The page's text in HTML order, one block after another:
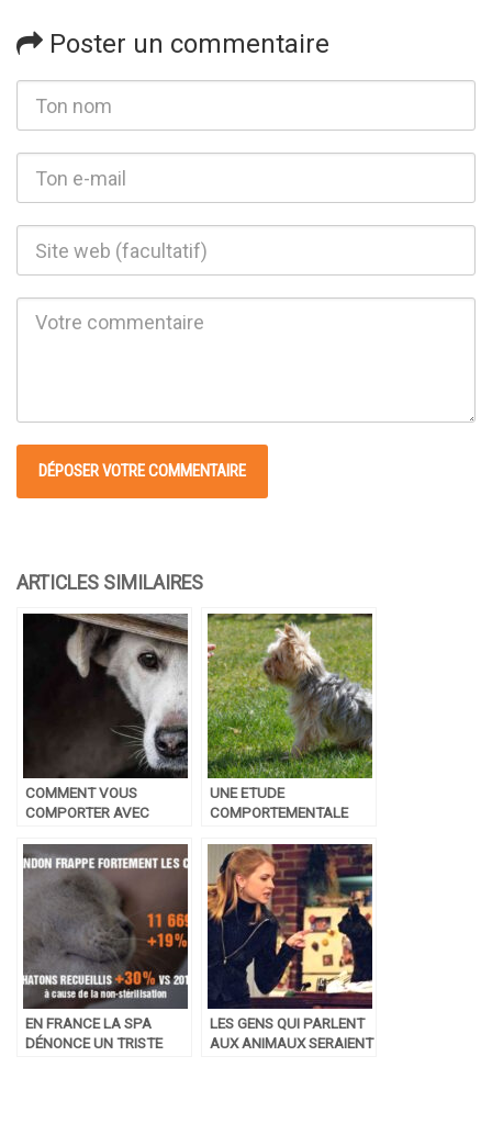
Poster un commentaire
COMMENT VOUS
COMPORTER AVEC
COMPAGNIE PENDANT
UN ORAGE ?
UNE ETUDE
COMPORTEMENTALE
LES LIENS ENTRE
PROBLEMES
COMPORTEMENTAUX DU
CHIEN ET
PERSONNALITE DU
PROPRIETAIRE
EN FRANCE LA SPA
DÉNONCE UN TRISTE
LES GENS QUI PARLENT
AUX ANIMAUX SERAIENT